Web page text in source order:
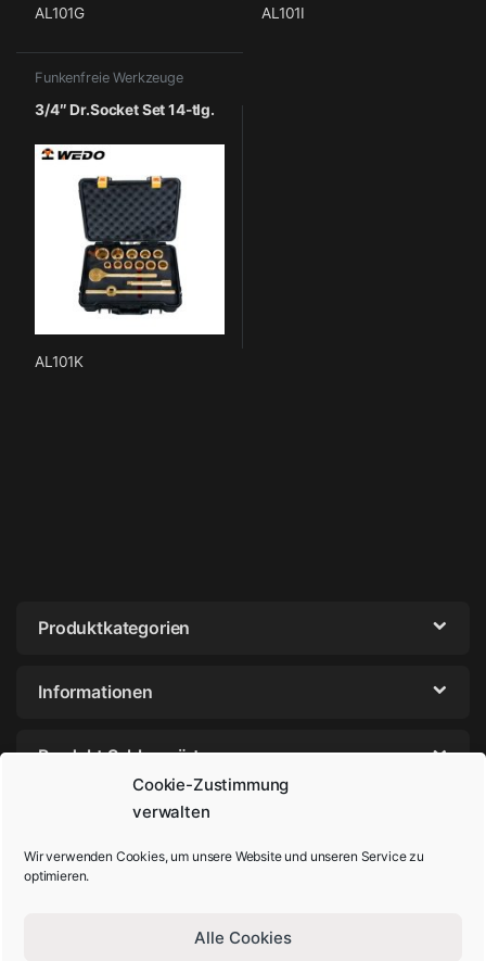
Cookie-Zustimmung
verwalten
Wir verwenden Cookies, um unsere Website und unseren Service zu
optimieren.
Alle Cookies
AL101G AL101I
Funkenfreie Werkzeuge
3/4″ Dr.Socket Set 14-tlg.
AL101K
Produktkategorien
Informationen
Produkt Schlagwörter